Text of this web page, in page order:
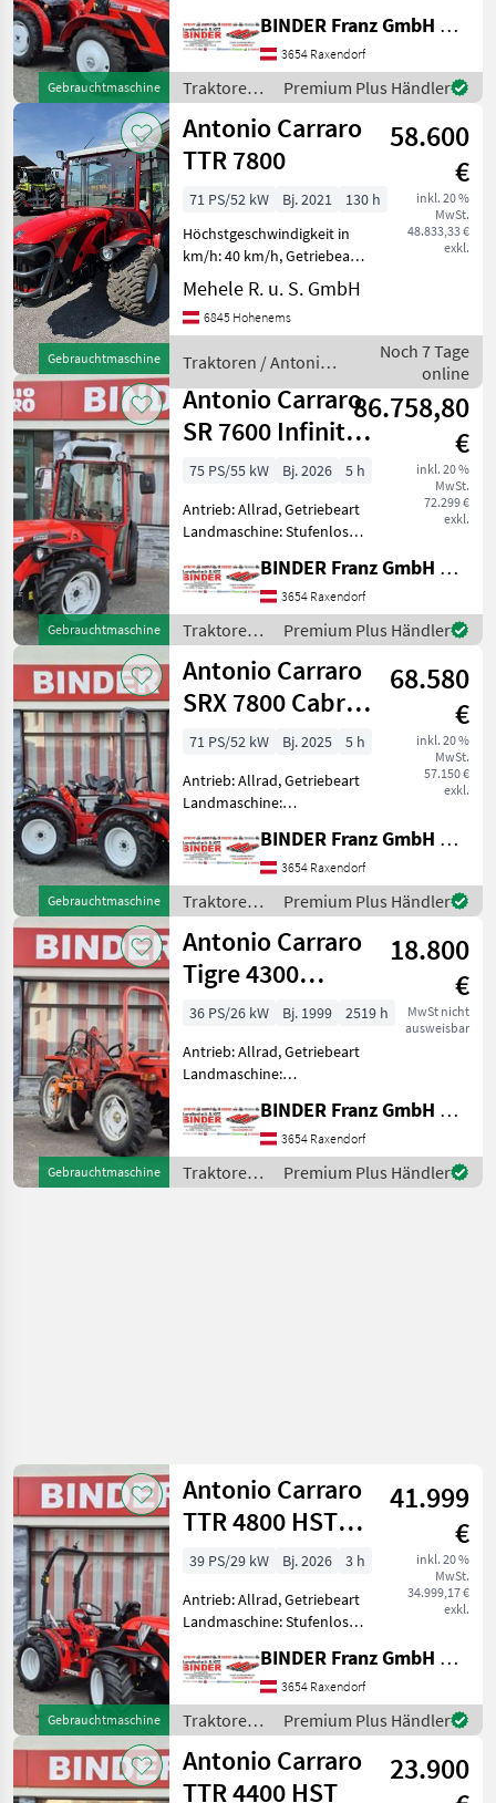
Gebrauchtmaschine
ohne Kabine,
Zapfwellendrehzahl: 540,
Höchstgeschwindigkeit in
km/h: 30 km/h, Abgasstufe:
-/Stage V,
BINDER Franz GmbH & CoKG
3654 Raxendorf
Traktoren /
Antonio
Carraro
Premium Plus Händler
Gebrauchtmaschine
Antonio Carraro
TTR 7800
58.600
€
inkl. 20 %
MwSt.
48.833,33 €
exkl.
71 PS/52 kW Bj. 2021
130 h
Höchstgeschwindigkeit in
km/h: 40 km/h, Getriebeart
Landmaschine:
Schaltgetriebe, Plattform:
Kabine, Aufladung:
Luftsitz, 4-Rad Bremse,
drucklo
Mehele R. u. S. GmbH
6845 Hohenems
Traktoren / Antonio
Carraro
Noch 7 Tage
online
Gebrauchtmaschine
Antonio Carraro
SR 7600 Infinity
StarCab
86.758,80
€
inkl. 20 %
MwSt.
72.299 €
exkl.
75 PS/55 kW Bj. 2026
5 h
Antrieb: Allrad, Getriebeart
Landmaschine: Stufenloses
Zapfwellendrehzahl:
540/750,
Höchstgeschwindigkeit in
km/h: 40 km/h, Aufladung:
Turbol
BINDER Franz GmbH & CoKG
3654 Raxendorf
Traktoren /
Antonio
Carraro
Premium Plus Händler
Gebrauchtmaschine
Antonio Carraro
SRX 7800 Cabrio
PRO m. JOY + E-
Drive
68.580
€
inkl. 20 %
MwSt.
57.150 €
exkl.
71 PS/52 kW Bj. 2025
5 h
Antrieb: Allrad, Getriebeart
Landmaschine:
ohne Kabine,
Zapfwellendrehzahl:
540/750,
Höchstgeschwindigkeit in
km/h: 40 km/h, Abgasstufe:
-/Stag
BINDER Franz GmbH & CoKG
3654 Raxendorf
Traktoren /
Antonio
Carraro
Premium Plus Händler
Gebrauchtmaschine
Antonio Carraro
Tigre 4300
Country +
BRAUN LUV
18.800
€
MwSt nicht
ausweisbar
36 PS/26 kW Bj. 1999
2519 h
Antrieb: Allrad, Getriebeart
Landmaschine:
ohne Kabine,
Zapfwellendrehzahl: 540,
Höchstgeschwindigkeit in
km/h: 30 km/h, Abgasstufe:
BINDER Franz GmbH & CoKG
3654 Raxendorf
Traktoren /
Antonio
Premium Plus Händler
Gebrauchtmaschine
Antonio Carraro
TTR 4800 HST
JOY
41.999
€
inkl. 20 %
MwSt.
34.999,17 €
exkl.
39 PS/29 kW Bj. 2026
3 h
Antrieb: Allrad, Getriebeart
Landmaschine: Stufenloses
Kabine,
Zapfwellendrehzahl:
540/1000,
Höchstgeschwindigkeit in
km/h: 30 km/h, Aufladung:
BINDER Franz GmbH & CoKG
3654 Raxendorf
Traktoren /
Antonio
Carraro
Premium Plus Händler
Antonio Carraro
TTR 4400 HST
23.900